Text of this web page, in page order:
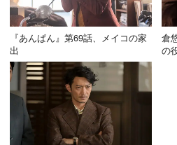
『あんぱん』第69話、メイコの家
出
倉
の